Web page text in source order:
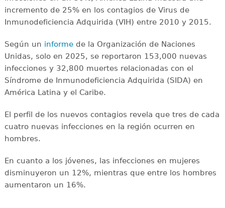
incremento de 25% en los contagios de Virus de
Inmunodeficiencia Adquirida (VIH) entre 2010 y 2015.
Según un informede la Organización de Naciones
Unidas, solo en 2025, se reportaron 153,000 nuevas
infecciones y 32,800 muertes relacionadas con el
Síndrome de Inmunodeficiencia Adquirida (SIDA) en
América Latina y el Caribe.
El perfil de los nuevos contagios revela que tres de cada
cuatro nuevas infecciones en la región ocurren en
hombres.
En cuanto a los jóvenes, las infecciones en mujeres
disminuyeron un 12%, mientras que entre los hombres
aumentaron un 16%.